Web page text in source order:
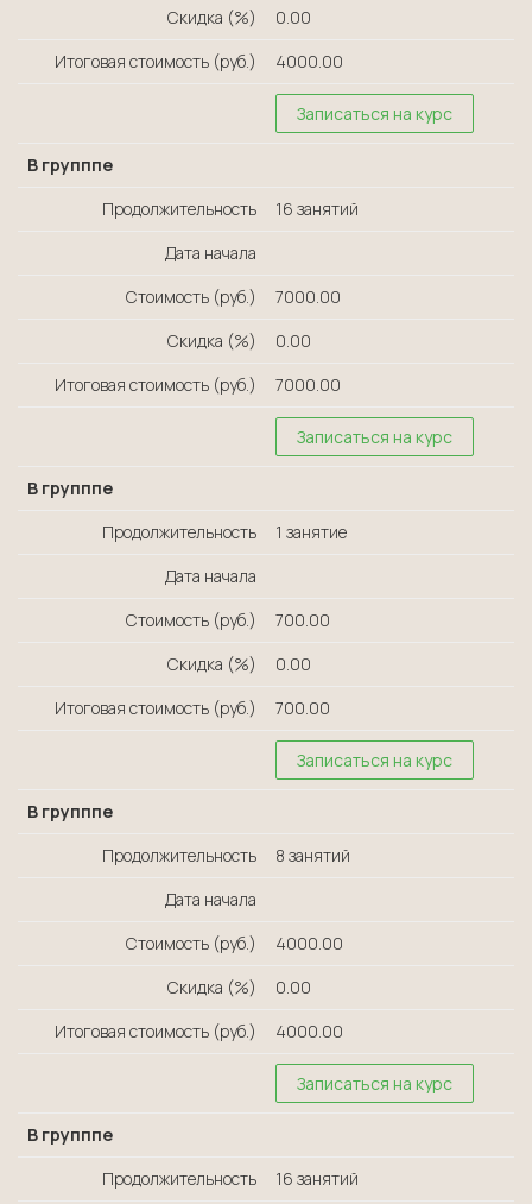
Скидка (%)
0.00
Итоговая стоимость (руб.)
4000.00
Записаться на курс
В групппе
Продолжительность
16 занятий
Дата начала
Стоимость (руб.)
7000.00
Скидка (%)
0.00
Итоговая стоимость (руб.)
7000.00
Записаться на курс
В групппе
Продолжительность
1 занятие
Дата начала
Стоимость (руб.)
700.00
Скидка (%)
0.00
Итоговая стоимость (руб.)
700.00
Записаться на курс
В групппе
Продолжительность
8 занятий
Дата начала
Стоимость (руб.)
4000.00
Скидка (%)
0.00
Итоговая стоимость (руб.)
4000.00
Записаться на курс
В групппе
Продолжительность
16 занятий